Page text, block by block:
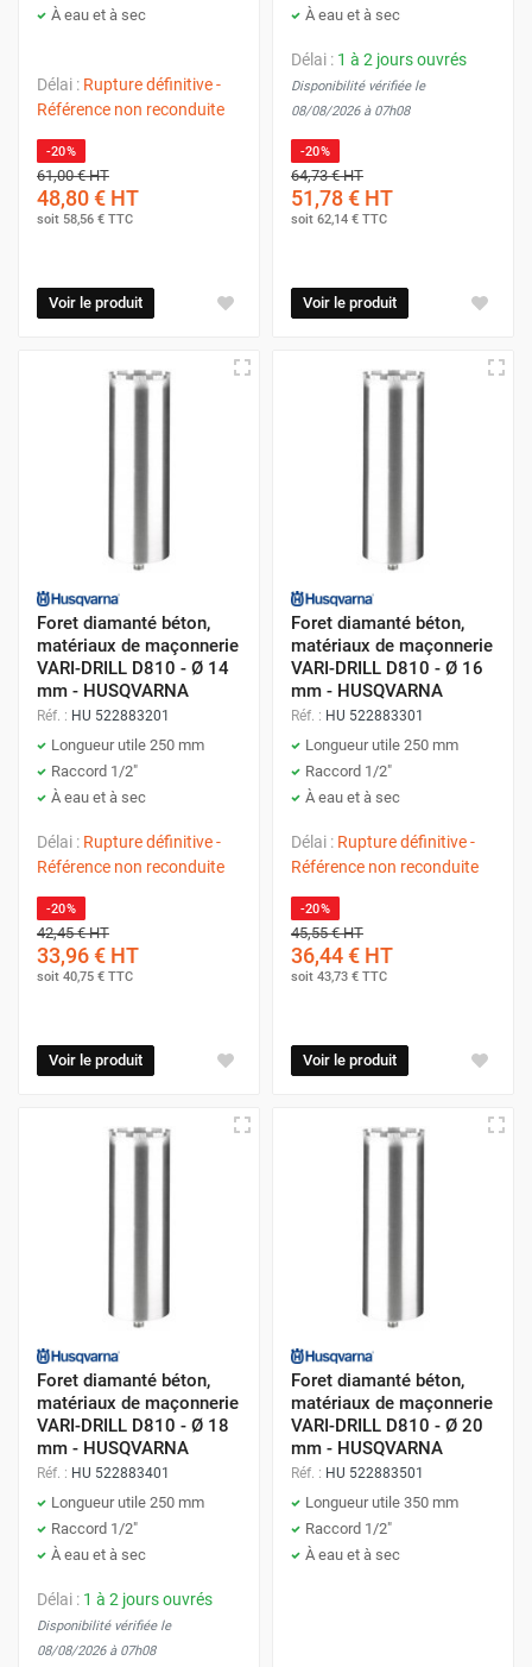
À eau et à sec
Délai : Rupture définitive -
Référence non reconduite
-20%
61,00 €HT
48,80 € HT
soit 58,56 € TTC
Voir le produit
À eau et à sec
Délai : 1 à 2 jours ouvrés
Disponibilité vérifiée le
08/08/2026 à 07h08
-20%
64,73 €HT
51,78 € HT
soit 62,14 € TTC
Voir le produit
Foret diamanté béton,
matériaux de maçonnerie
VARI-DRILL D810 - Ø 14
mm - HUSQVARNA
Réf. : HU 522883201
Longueur utile 250 mm
Raccord 1/2"
À eau et à sec
Délai : Rupture définitive -
Référence non reconduite
-20%
42,45 €HT
33,96 € HT
soit 40,75 € TTC
Voir le produit
Foret diamanté béton,
matériaux de maçonnerie
VARI-DRILL D810 - Ø 16
mm - HUSQVARNA
Réf. : HU 522883301
Longueur utile 250 mm
Raccord 1/2"
À eau et à sec
Délai : Rupture définitive -
Référence non reconduite
-20%
45,55 €HT
36,44 € HT
soit 43,73 € TTC
Voir le produit
Foret diamanté béton,
matériaux de maçonnerie
VARI-DRILL D810 - Ø 18
mm - HUSQVARNA
Réf. : HU 522883401
Longueur utile 250 mm
Raccord 1/2"
À eau et à sec
Délai : 1 à 2 jours ouvrés
Disponibilité vérifiée le
08/08/2026 à 07h08
Foret diamanté béton,
matériaux de maçonnerie
VARI-DRILL D810 - Ø 20
mm - HUSQVARNA
Réf. : HU 522883501
Longueur utile 350 mm
Raccord 1/2"
À eau et à sec